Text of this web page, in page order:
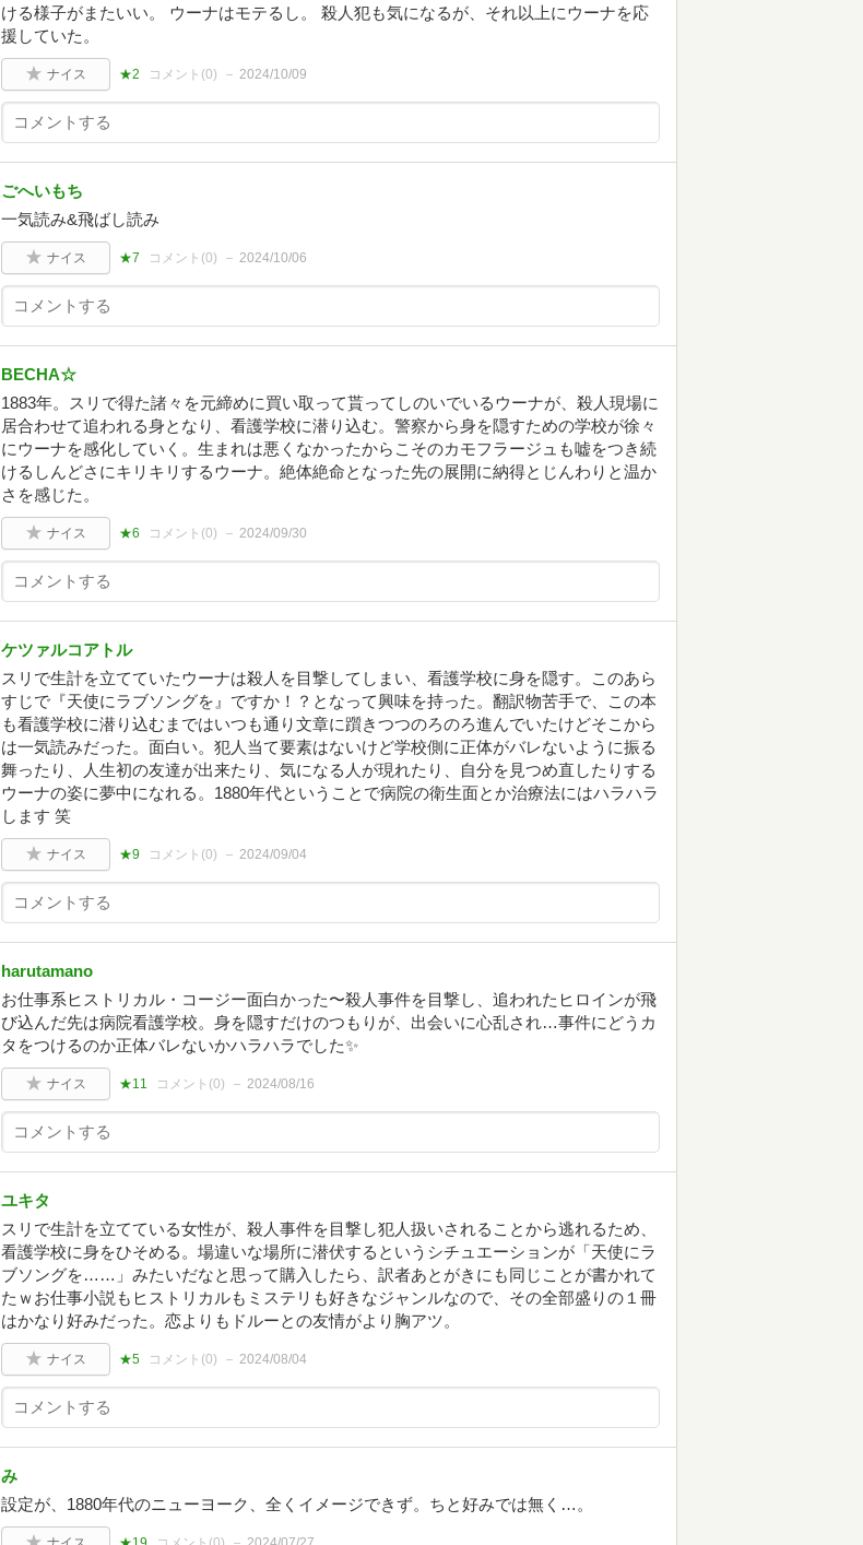
ける様子がまたいい。 ウーナはモテるし。 殺人犯も気になるが、それ以上にウーナを応
援していた。
ナイス ★2 コメント(0) 2024/10/09
ごへいもち
一気読み&飛ばし読み
ナイス ★7 コメント(0) 2024/10/06
BECHA☆
1883年。スリで得た諸々を元締めに買い取って貰ってしのいでいるウーナが、殺人現場に
居合わせて追われる身となり、看護学校に潜り込む。警察から身を隠すための学校が徐々
にウーナを感化していく。生まれは悪くなかったからこそのカモフラージュも嘘をつき続
けるしんどさにキリキリするウーナ。絶体絶命となった先の展開に納得とじんわりと温か
さを感じた。
ナイス ★6 コメント(0) 2024/09/30
ケツァルコアトル
スリで生計を立てていたウーナは殺人を目撃してしまい、看護学校に身を隠す。このあら
すじで『天使にラブソングを』ですか！？となって興味を持った。翻訳物苦手で、この本
も看護学校に潜り込むまではいつも通り文章に躓きつつのろのろ進んでいたけどそこから
は一気読みだった。面白い。犯人当て要素はないけど学校側に正体がバレないように振る
舞ったり、人生初の友達が出来たり、気になる人が現れたり、自分を見つめ直したりする
ウーナの姿に夢中になれる。1880年代ということで病院の衛生面とか治療法にはハラハラ
します 笑
ナイス ★9 コメント(0) 2024/09/04
harutamano
お仕事系ヒストリカル・コージー面白かった〜殺人事件を目撃し、追われたヒロインが飛
び込んだ先は病院看護学校。身を隠すだけのつもりが、出会いに心乱され…事件にどうカ
タをつけるのか正体バレないかハラハラでした✨
ナイス ★11 コメント(0) 2024/08/16
ユキタ
スリで生計を立てている女性が、殺人事件を目撃し犯人扱いされることから逃れるため、
看護学校に身をひそめる。場違いな場所に潜伏するというシチュエーションが「天使にラ
ブソングを……」みたいだなと思って購入したら、訳者あとがきにも同じことが書かれて
たｗお仕事小説もヒストリカルもミステリも好きなジャンルなので、その全部盛りの１冊
はかなり好みだった。恋よりもドルーとの友情がより胸アツ。
ナイス ★5 コメント(0) 2024/08/04
み
設定が、1880年代のニューヨーク、全くイメージできず。ちと好みでは無く…。